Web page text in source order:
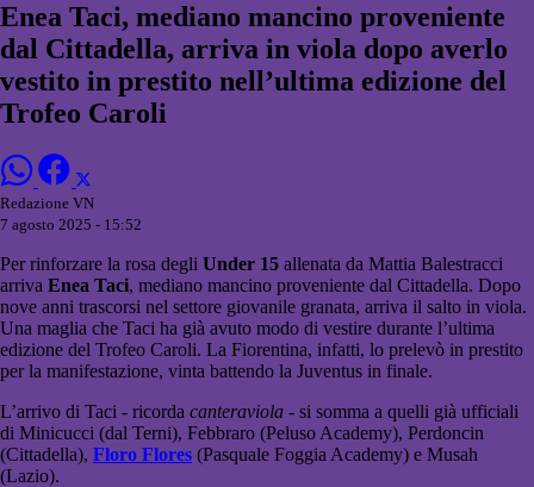
Enea Taci, mediano mancino proveniente
dal Cittadella, arriva in viola dopo averlo
vestito in prestito nell’ultima edizione del
Trofeo Caroli
Redazione VN
7 agosto 2025 - 15:52
Per rinforzare la rosa degli Under 15 allenata da Mattia Balestracci
arriva Enea Taci, mediano mancino proveniente dal Cittadella. Dopo
nove anni trascorsi nel settore giovanile granata, arriva il salto in viola.
Una maglia che Taci ha già avuto modo di vestire durante l’ultima
edizione del Trofeo Caroli. La Fiorentina, infatti, lo prelevò in prestito
per la manifestazione, vinta battendo la Juventus in finale.
L’arrivo di Taci - ricorda canteraviola - si somma a quelli già ufficiali
di Minicucci (dal Terni), Febbraro (Peluso Academy), Perdoncin
(Cittadella), Floro Flores (Pasquale Foggia Academy) e Musah
(Lazio).